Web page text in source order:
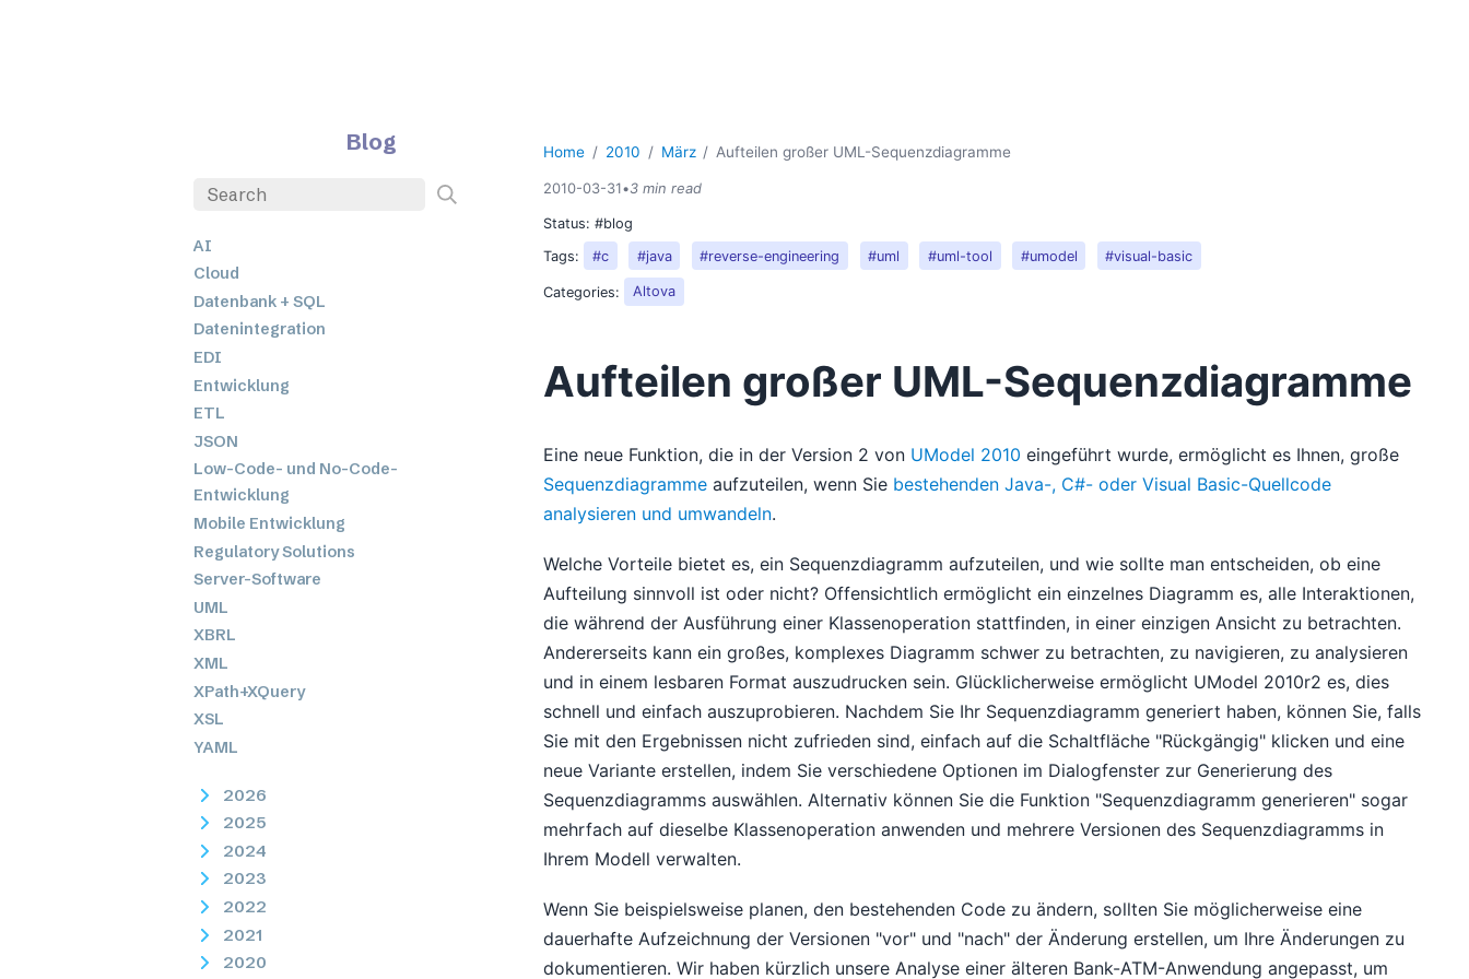
Blog
AI
Cloud
Datenbank + SQL
Datenintegration
EDI
Entwicklung
ETL
JSON
Low-Code- und No-Code-
Entwicklung
Mobile Entwicklung
Regulatory Solutions
Server-Software
UML
XBRL
XML
XPath+XQuery
XSL
YAML
2026
2025
2024
2023
2022
2021
2020
Home 2010 März Aufteilen großer UML-Sequenzdiagramme
2010-03-31•3 min read
Status:#blog
Tags:
#c #java #reverse-engineering #uml #uml-tool #umodel #visual-basic
Categories: Altova
Aufteilen großer UML-Sequenzdiagramme
Eine neue Funktion, die in der Version 2 von UModel 2010 eingeführt wurde, ermöglicht es Ihnen, große
Sequenzdiagramme aufzuteilen, wenn Sie bestehenden Java-, C#- oder Visual Basic-Quellcode
analysieren und umwandeln.
Welche Vorteile bietet es, ein Sequenzdiagramm aufzuteilen, und wie sollte man entscheiden, ob eine
Aufteilung sinnvoll ist oder nicht? Offensichtlich ermöglicht ein einzelnes Diagramm es, alle Interaktionen,
die während der Ausführung einer Klassenoperation stattfinden, in einer einzigen Ansicht zu betrachten.
Andererseits kann ein großes, komplexes Diagramm schwer zu betrachten, zu navigieren, zu analysieren
und in einem lesbaren Format auszudrucken sein. Glücklicherweise ermöglicht UModel 2010r2 es, dies
schnell und einfach auszuprobieren. Nachdem Sie Ihr Sequenzdiagramm generiert haben, können Sie, falls
Sie mit den Ergebnissen nicht zufrieden sind, einfach auf die Schaltfläche "Rückgängig" klicken und eine
neue Variante erstellen, indem Sie verschiedene Optionen im Dialogfenster zur Generierung des
Sequenzdiagramms auswählen. Alternativ können Sie die Funktion "Sequenzdiagramm generieren" sogar
mehrfach auf dieselbe Klassenoperation anwenden und mehrere Versionen des Sequenzdiagramms in
Ihrem Modell verwalten.
Wenn Sie beispielsweise planen, den bestehenden Code zu ändern, sollten Sie möglicherweise eine
dauerhafte Aufzeichnung der Versionen "vor" und "nach" der Änderung erstellen, um Ihre Änderungen zu
dokumentieren. Wir haben kürzlich unsere Analyse einer älteren Bank-ATM-Anwendung angepasst, um